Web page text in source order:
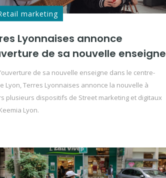
marketing
Lyonnaises annonce
de sa nouvelle enseigne
de sa nouvelle enseigne dans le centre-
Lyon, Terres Lyonnaises annonce la nouvelle à
plusieurs dispositifs de Street marketing et digitaux
Lyon.